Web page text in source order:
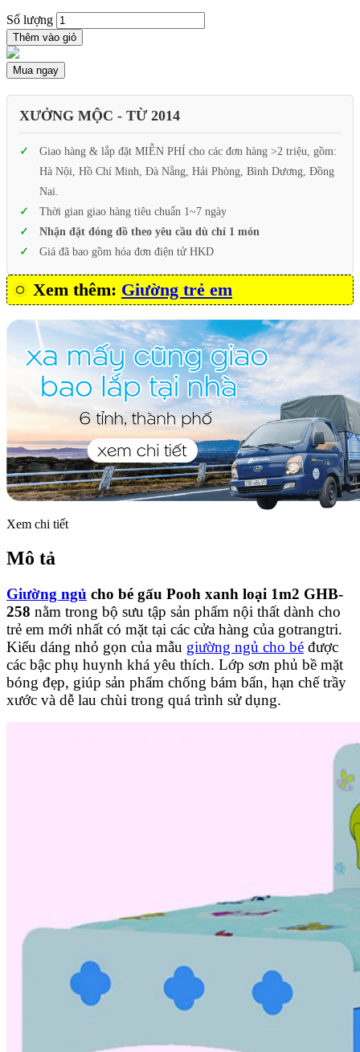
Số lượng
Thêm vào giỏ
Mua ngay
XƯỞNG MỘC - TỪ 2014
Giao hàng & lắp đặt MIỄN PHÍ cho các đơn hàng >2 triệu, gồm:
Hà Nội, Hồ Chí Minh, Đà Nẵng, Hải Phòng, Bình Dương, Đồng
Nai.
Thời gian giao hàng tiêu chuẩn 1~7 ngày
Nhận đặt đóng đồ theo yêu cầu dù chỉ 1 món
Giá đã bao gồm hóa đơn điện tử HKD
Xem thêm: Giường trẻ em
Xem chi tiết
Mô tả
Giường ngủ cho bé gấu Pooh xanh loại 1m2 GHB-
258 nằm trong bộ sưu tập sản phẩm nội thất dành cho
trẻ em mới nhất có mặt tại các cửa hàng của gotrangtri.
Kiểu dáng nhỏ gọn của mẫu giường ngủ cho bé được
các bậc phụ huynh khá yêu thích. Lớp sơn phủ bề mặt
bóng đẹp, giúp sản phẩm chống bám bẩn, hạn chế trầy
xước và dễ lau chùi trong quá trình sử dụng.